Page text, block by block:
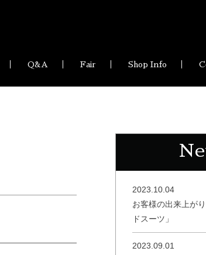
Q&A Fair Shop Info
2023.10.04
お客様の出来上が
ドスーツ」
2023.09.01